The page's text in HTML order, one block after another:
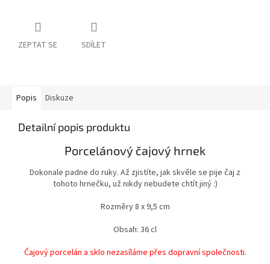
ZEPTAT SE SDÍLET
Popis Diskuze
Detailní popis produktu
Porcelánový čajový hrnek
Dokonale padne do ruky. Až zjistíte, jak skvěle se pije čaj z
tohoto hrnečku, už nikdy nebudete chtít jiný :)
Rozměry 8 x 9,5 cm
Obsah: 36 cl
Čajový porcelán a sklo nezasíláme přes dopravní společnosti.